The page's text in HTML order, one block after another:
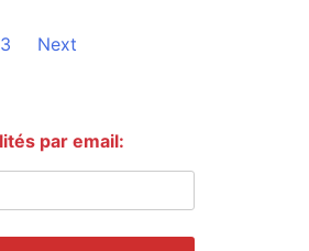
3 Next
par email: